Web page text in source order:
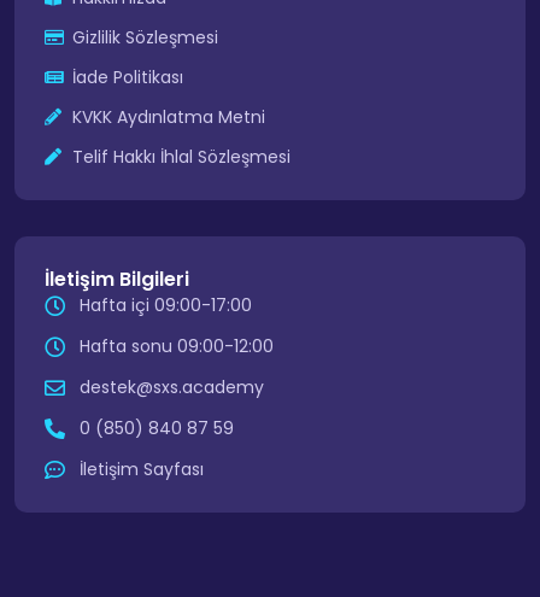
Gizlilik Sözleşmesi
İade Politikası
KVKK Aydınlatma Metni
Telif Hakkı İhlal Sözleşmesi
İletişim Bilgileri
Hafta içi 09:00-17:00
Hafta sonu 09:00-12:00
destek@sxs.academy
0 (850) 840 87 59
İletişim Sayfası